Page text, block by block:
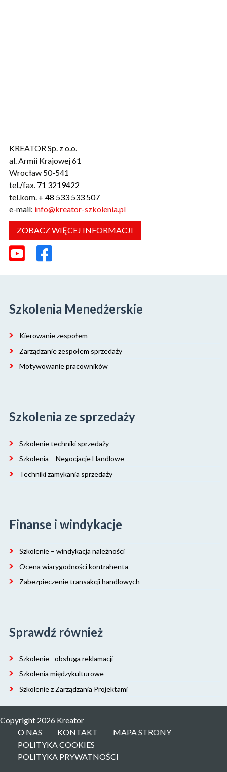
KREATOR Sp. z o.o.
al. Armii Krajowej 61
Wrocław 50-541
tel./fax. 71 3219422
tel.kom. + 48 533 533 507
e-mail: info@kreator-szkolenia.pl
ZOBACZ WIĘCEJ INFORMACJI
Szkolenia Menedżerskie
Kierowanie zespołem
Zarządzanie zespołem sprzedaży
Motywowanie pracowników
Szkolenia ze sprzedaży
Szkolenie techniki sprzedaży
Szkolenia – Negocjacje Handlowe
Techniki zamykania sprzedaży
Finanse i windykacje
Szkolenie – windykacja należności
Ocena wiarygodności kontrahenta
Zabezpieczenie transakcji handlowych
Sprawdź również
Szkolenie - obsługa reklamacji
Szkolenia międzykulturowe
Szkolenie z Zarządzania Projektami
Copyright 2026 Kreator
O NAS
KONTAKT
MAPA STRONY
POLITYKA COOKIES
POLITYKA PRYWATNOŚCI